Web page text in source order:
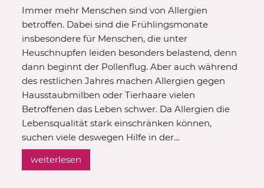
Immer mehr Menschen sind von Allergien
betroffen. Dabei sind die Frühlingsmonate
insbesondere für Menschen, die unter
Heuschnupfen leiden besonders belastend, denn
dann beginnt der Pollenflug. Aber auch während
des restlichen Jahres machen Allergien gegen
Hausstaubmilben oder Tierhaare vielen
Betroffenen das Leben schwer. Da Allergien die
Lebensqualität stark einschränken können,
suchen viele deswegen Hilfe in der…
weiterlesen